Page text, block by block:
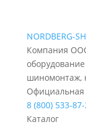
NORDBERG-
Компания
шиномонтаж,
Официальная
8 (800) 533-87-
Каталог